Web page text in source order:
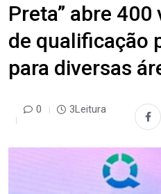
Preta” abre
de qualificação
para diversas
0 3Leitura